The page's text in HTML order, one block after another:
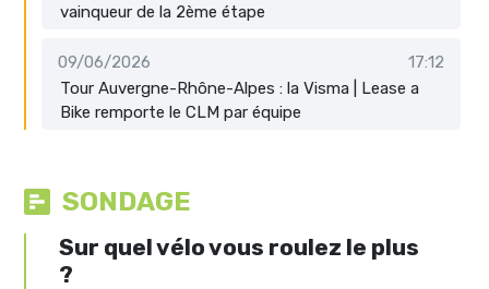
vainqueur de la 2ème étape
09/06/2026
17:12
Tour Auvergne-Rhône-Alpes : la Visma | Lease a
Bike remporte le CLM par équipe
SONDAGE
Sur quel vélo vous roulez le plus
?